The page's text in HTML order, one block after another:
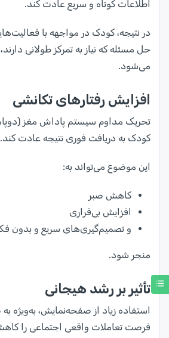
اطلاعات کوتاه و سریع عادت کند.
در نتیجه، کودک در مواجهه با
حل مسئله که نیاز به تمرکز طولانی
می‌شود.
افزایش رفتارهای تکانشی
تحریک مداوم سیستم پاداش مغز
کودک به دریافت فوری نتیجه عادت کند.
این موضوع می‌تواند به:
کاهش صبر
افزایش بی‌قراری
و تصمیم‌گیری‌های سریع و بدون
منجر شود.
تأثیر بر رشد هیجانی
استفاده زیاد از صفحه‌نمایش، به‌ویژه
فرصت تعاملات واقعی اجتماعی را